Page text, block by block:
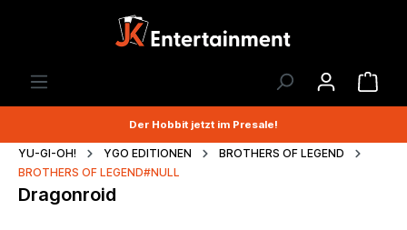
Der Hobbit jetzt im Presale!
YU-GI-OH! YGO EDITIONEN
BROTHERS OF LEGEND
BROTHERS OF LEGEND#NULL
Dragonroid